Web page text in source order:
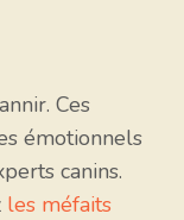
Ces
émotionnels
canins.
les méfaits